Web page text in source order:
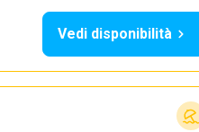
Vedi disponibilità